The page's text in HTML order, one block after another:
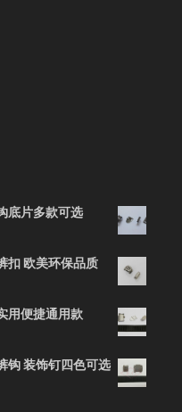
底片多款可选
扣 欧美环保品质
用便捷通用款
钩 装饰钉四色可选